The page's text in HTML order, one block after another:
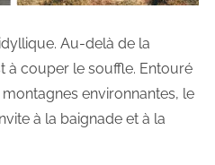
Au-delà de la
à couper le souffle. Entouré
environnantes, le
à la baignade et à la